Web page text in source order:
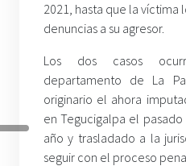
2021, hasta que la
denuncias a su agresor.
Los dos casos
departamento de La
originario el ahora
en Tegucigalpa el
año y trasladado a la
seguir con el proceso